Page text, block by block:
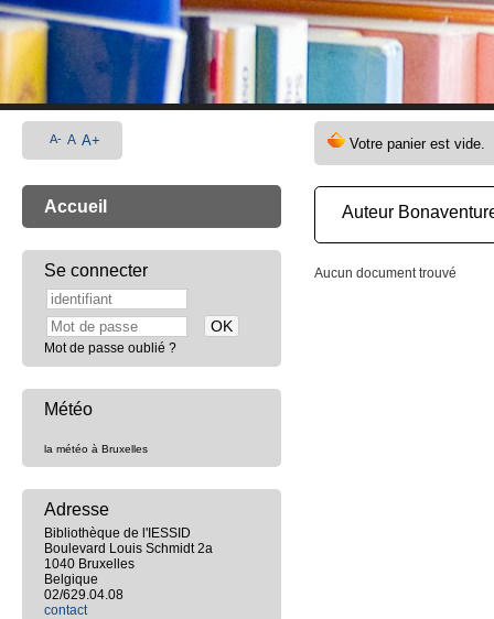
Auteur
Aucun document trouvé
A- A A+
Accueil
Se connecter
Mot de passe oublié ?
Météo
la météo à Bruxelles
Adresse
Bibliothèque de l'IESSID
Boulevard Louis Schmidt 2a
1040 Bruxelles
Belgique
02/629.04.08
contact